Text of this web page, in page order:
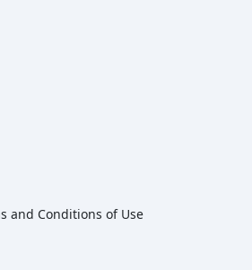
and Conditions of Use